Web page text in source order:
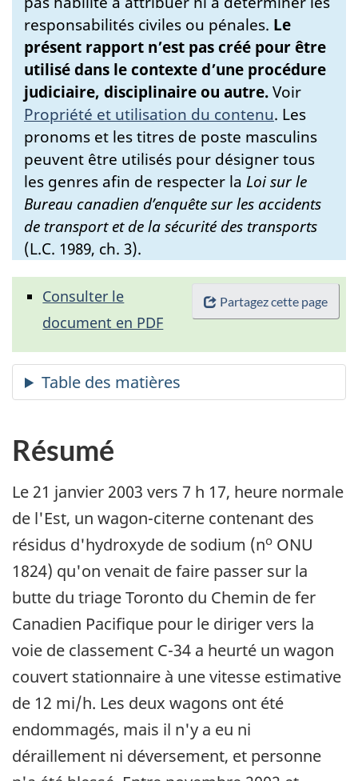
responsabilités civiles ou pénales. Le
présent rapport n’est pas créé pour être
utilisé dans le contexte d’une procédure
judiciaire, disciplinaire ou autre.Voir
Propriété et utilisation du contenu. Les
pronoms et les titres de poste masculins
peuvent être utilisés pour désigner tous
les genres afin de respecter la Loi sur le
Bureau canadien d’enquête sur les accidents
de transport et de la sécurité des transports
(L.C. 1989, ch. 3).
Partagez cette page
Consulter le
document en PDF
Résumé
Le 21 janvier 2003 vers 7 h 17, heure normale
de l'Est, un wagon-citerne contenant des
résidus d'hydroxyde de sodium (no ONU
1824) qu'on venait de faire passer sur la
butte du triage Toronto du Chemin de fer
Canadien Pacifique pour le diriger vers la
voie de classement C-34 a heurté un wagon
couvert stationnaire à une vitesse estimative
de 12 mi/h. Les deux wagons ont été
endommagés, mais il n'y a eu ni
déraillement ni déversement, et personne